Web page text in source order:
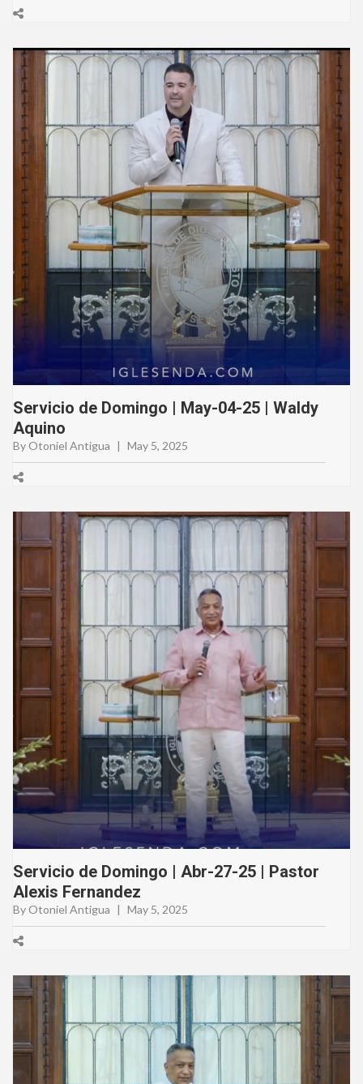
Servicio de Domingo | May-04-25 | Waldy
Aquino
By Otoniel Antigua | May 5, 2025
Servicio de Domingo | Abr-27-25 | Pastor
Alexis Fernandez
By Otoniel Antigua | May 5, 2025